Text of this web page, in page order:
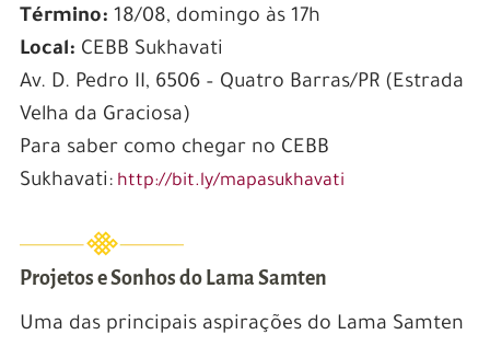
Término: 18/08, domingo às 17h
Local: CEBB Sukhavati
Av. D. Pedro II, 6506 – Quatro Barras/PR (Estrada
Velha da Graciosa)
Para saber como chegar no CEBB
Sukhavati:http://bit.ly/mapasukhavati
Projetos e Sonhos do Lama Samten
Uma das principais aspirações do Lama Samten